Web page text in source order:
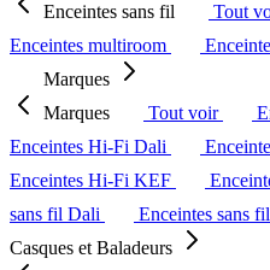
Enceintes sans fil
Tout
Enceintes multiroom
Marques
Marques
Tout voir
Enceintes Hi-Fi Dali
Enceintes Hi-Fi KEF
sans fil Dali
Enceintes sans
Casques et Baladeurs